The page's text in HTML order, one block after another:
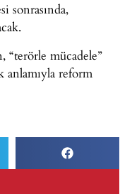
sonrasında,
mücadele”
anlamıyla reform